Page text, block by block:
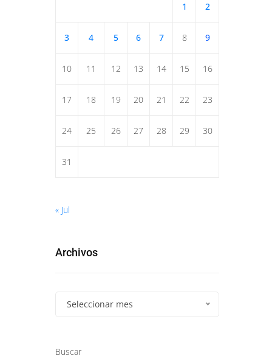
1 2
3 4 5 6 7 8 9
10 11 12 13 14 15 16
17 18 19 20 21 22 23
24 25 26 27 28 29 30
31
« Jul
Archivos
Seleccionar mes
Buscar